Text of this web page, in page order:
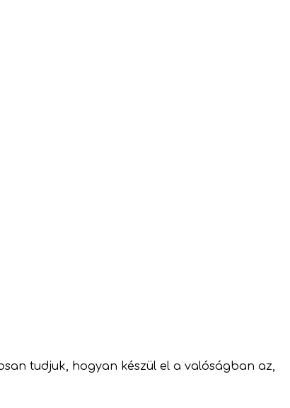
tudjuk, hogyan készül el a valóságban az,